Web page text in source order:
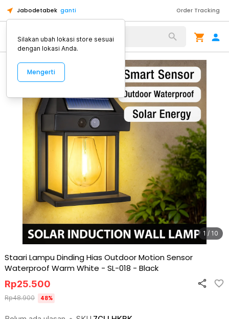
Jabodetabek ganti Order Tracking
Alat Kopi
1 / 10
Staari Lampu Dinding Hias Outdoor Motion Sensor
Waterproof Warm White - SL-018 - Black
Rp25.500
Rp48.900 48%
Silakan ubah lokasi store sesuai
dengan lokasi Anda.
Mengerti